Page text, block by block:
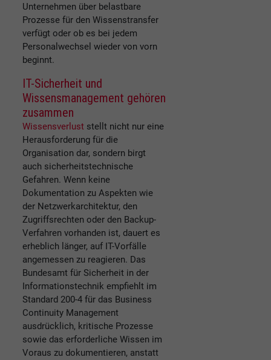
Unternehmen über belastbare
Prozesse für den Wissenstransfer
verfügt oder ob es bei jedem
Personalwechsel wieder von vorn
beginnt.
IT-Sicherheit und
Wissensmanagement gehören
zusammen
Wissensverlust stellt nicht nur eine
Herausforderung für die
Organisation dar, sondern birgt
auch sicherheitstechnische
Gefahren. Wenn keine
Dokumentation zu Aspekten wie
der Netzwerkarchitektur, den
Zugriffsrechten oder den Backup-
Verfahren vorhanden ist, dauert es
erheblich länger, auf IT-Vorfälle
angemessen zu reagieren. Das
Bundesamt für Sicherheit in der
Informationstechnik empfiehlt im
Standard 200-4 für das Business
Continuity Management
ausdrücklich, kritische Prozesse
sowie das erforderliche Wissen im
Voraus zu dokumentieren, anstatt